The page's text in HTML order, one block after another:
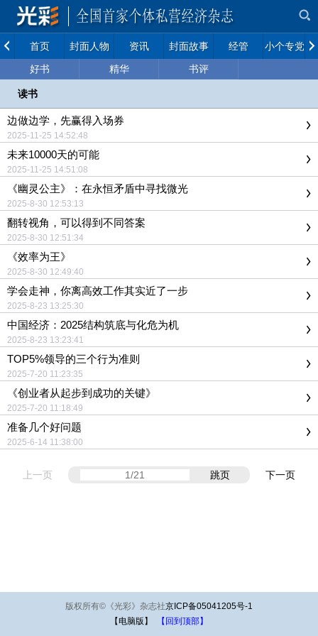
首页 封面人物 资讯 封面故事 经管
小个专党建
好书
精华 书评
读书
边做边学，先赢得入场券
2025-11-25 14:52:48
未来10000天的可能
2025-11-25 14:51:08
《幽灵公主》：在永恒矛盾中寻找微光
2025-8-30 12:53:13
翻转视角，可以得到不同答案
2025-8-30 12:51:34
《效率为王》
2025-8-30 12:49:40
学会走神，你离高效工作其实近了一步
2025-8-23 13:25:30
中国经济：2025结构筑底与化危为机
2025-8-23 13:23:41
TOP5%领导的三个行为准则
2025-7-20 11:23:35
《创业者从起步到成功的关键》
2025-7-20 11:18:49
准备几个好问题
2025-6-14 11:38:00
上一页 跳页 下一页
版权所有© 《光彩》杂志社京ICP备05041205号-1
【电脑版】
【回到顶部】